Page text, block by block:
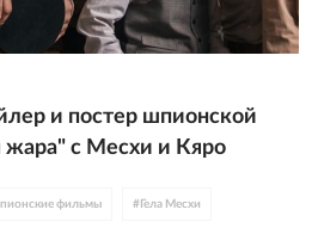
и постер шпионской
с Месхи и Кяро
фильмы # Гела Месхи